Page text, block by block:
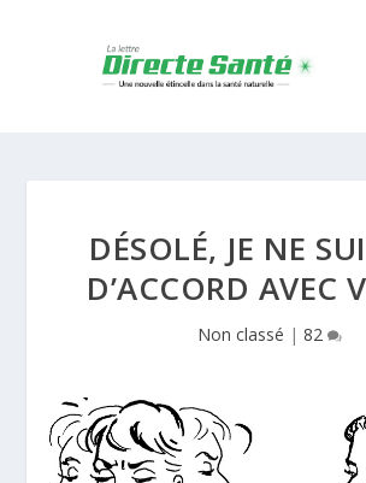
DÉSOLÉ, JE NE
D’ACCORD AVEC
Non classé | 82